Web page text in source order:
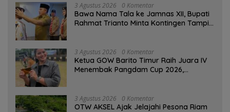
3 Agustus 2026 0 Komentar
Bawa Nama Tala ke Jamnas XII, Bupati
Rahmat Trianto Minta Kontingen Tampil
3 Agustus 2026 0 Komentar
Ketua GOW Barito Timur Raih Juara IV
Menembak Pangdam Cup 2026,
3 Agustus 2026 0 Komentar
OTW AKSEL Ajak Jelajahi Pesona Riam